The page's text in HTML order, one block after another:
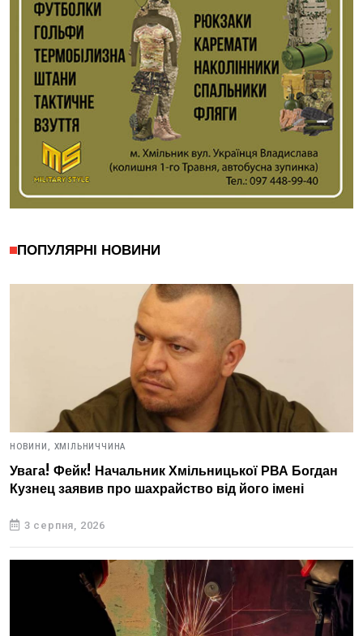
ПОПУЛЯРНІ НОВИНИ
НОВИНИ, ХМІЛЬНИЧЧИНА
Увага! Фейк! Начальник Хмільницької РВА Богдан
Кузнец заявив про шахрайство від його імені
3 серпня, 2026